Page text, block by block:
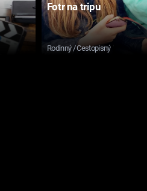
Fotr na tripu
Rodinný / Cestopisný